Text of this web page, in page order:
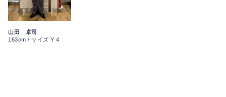
山田 卓司
163cm / サイズ Y 4